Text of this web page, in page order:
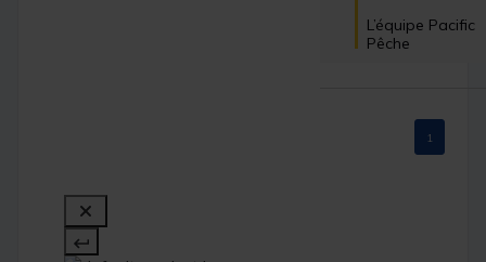
L’équipe Pacific
Pêche
1